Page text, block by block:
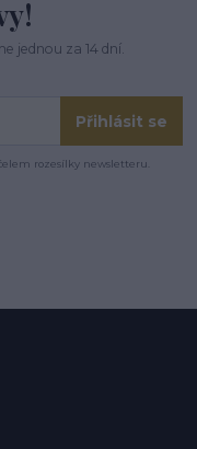
jednou za 14 dní.
Přihlásit se
rozesílky newsletteru.